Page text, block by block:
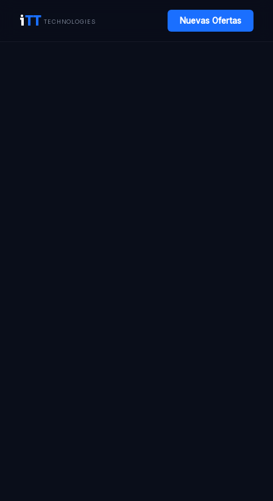
iTT TECHNOLOGIES Nuevas Ofertas